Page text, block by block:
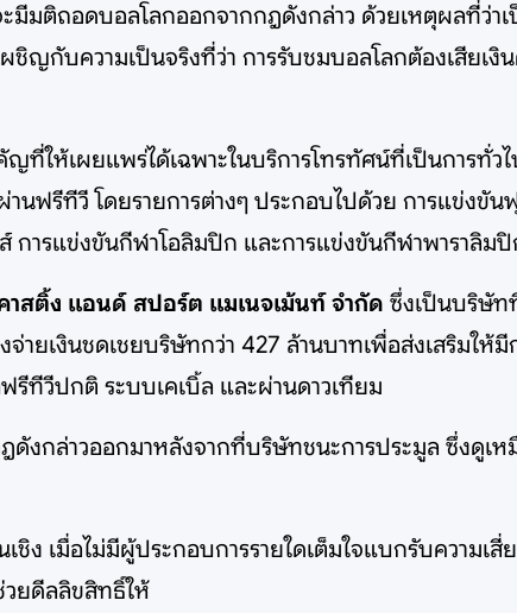
มีมติถอดบอลโลกออกจากกฎดังกล่าว ด้วยเหตุผลที่ว่าเ
ญกับความเป็นจริงที่ว่า การรับชมบอลโลกต้องเสียเงิ
ห้เผยแพร่ได้เฉพาะในบริการโทรทัศน์ที่เป็นการทั่วไ
ฟรีทีวี โดยรายการต่างๆ ประกอบไปด้วย การแข่งขั
การแข่งขันกีฬาโอลิมปิก และการแข่งขันกีฬาพาราลิม
สติ้ง แอนด์ สปอร์ต แมเนจเม้นท์ จำกัด ซึ่งเป็นบริษัท
ยเงินชดเชยบริษัทกว่า 427 ล้านบาทเพื่อส่งเสริมให้
วีปกติ ระบบเคเบิ้ล และผ่านดาวเทียม
ดังกล่าวออกมาหลังจากที่บริษัทชนะการประมูล ซึ่งดูเห
เมื่อไม่มีผู้ประกอบการรายใดเต็มใจแบกรับความเสี่ย
วยดีลลิขสิทธิ์ให้